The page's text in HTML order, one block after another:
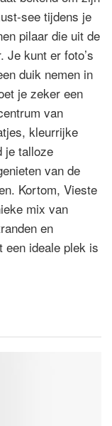
see tijdens je
pilaar die uit de
Je kunt er foto’s
duik nemen in
je zeker een
van
kleurrijke
je talloze
van de
Kortom, Vieste
mix van
en
een ideale plek is